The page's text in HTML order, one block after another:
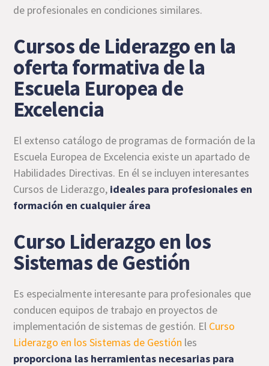
de profesionales en condiciones similares.
Cursos de Liderazgo en la
oferta formativa de la
Escuela Europea de
Excelencia
El extenso catálogo de programas de formación de la
Escuela Europea de Excelencia existe un apartado de
Habilidades Directivas. En él se incluyen interesantes
Cursos de Liderazgo, ideales para profesionales en
formación en cualquier área
Curso Liderazgo en los
Sistemas de Gestión
Es especialmente interesante para profesionales que
conducen equipos de trabajo en proyectos de
implementación de sistemas de gestión. El Curso
Liderazgo en los Sistemas de Gestión les
proporciona las herramientas necesarias para